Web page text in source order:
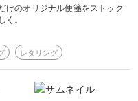
けのオリジナル便箋をストック
。
レタリング